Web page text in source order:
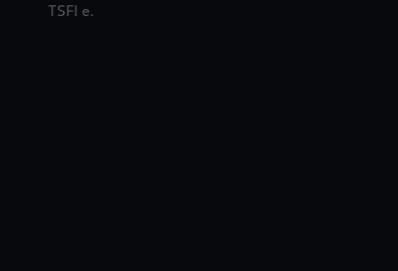
TSFI e.